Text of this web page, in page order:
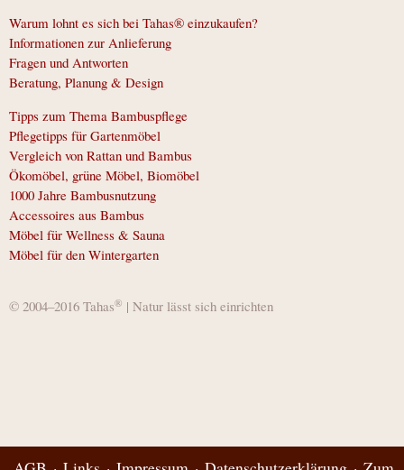
Warum lohnt es sich bei Tahas® einzukaufen?
Informationen zur Anlieferung
Fragen und Antworten
Beratung, Planung & Design
Tipps zum Thema Bambuspflege
Pflegetipps für Gartenmöbel
Vergleich von Rattan und Bambus
Ökomöbel, grüne Möbel, Biomöbel
1000 Jahre Bambusnutzung
Accessoires aus Bambus
Möbel für Wellness & Sauna
Möbel für den Wintergarten
© 2004–2016 Tahas® | Natur lässt sich einrichten